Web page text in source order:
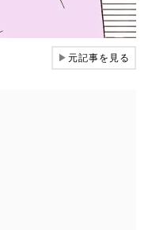
▶元記事を見る